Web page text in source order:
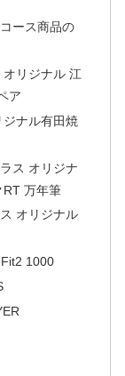
ース商品の
リジナル 江
ア
ナル有田焼
ス オリジナ
RT 万年筆
オリジナル
1000